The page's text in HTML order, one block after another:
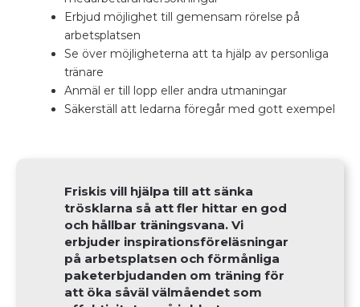
Erbjud möjlighet till gemensam rörelse på
arbetsplatsen
Se över möjligheterna att ta hjälp av personliga
tränare
Anmäl er till lopp eller andra utmaningar
Säkerställ att ledarna föregår med gott exempel
Friskis vill hjälpa till att sänka
trösklarna så att fler hittar en god
och hållbar träningsvana. Vi
erbjuder inspirationsföreläsningar
på arbetsplatsen och förmånliga
paketerbjudanden om träning för
att öka såväl välmåendet som